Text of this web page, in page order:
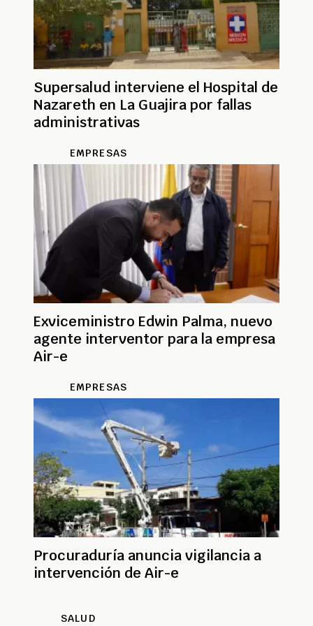
Supersalud interviene el Hospital de
Nazareth en La Guajira por fallas
administrativas
EMPRESAS
Exviceministro Edwin Palma, nuevo
agente interventor para la empresa
Air-e
EMPRESAS
Procuraduría anuncia vigilancia a
intervención de Air-e
SALUD